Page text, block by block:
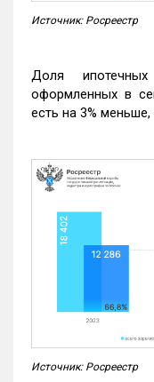
Источник: Росреестр
Доля
оформленных в
есть на 3% меньше,
Источник: Росреестр